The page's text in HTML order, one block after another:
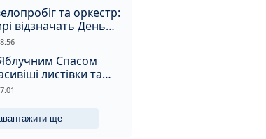
та оркестр:
відзначать День
Незалежності
Спасом
листівки та
зі святом
ще